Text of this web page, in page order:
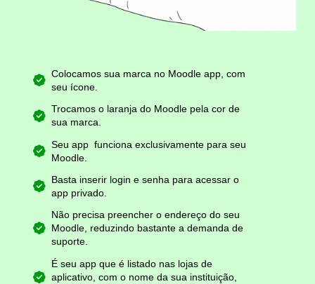
Colocamos sua marca no Moodle app, com
seu ícone.
Trocamos o laranja do Moodle pela cor de
sua marca.
Seu app funciona exclusivamente para seu
Moodle.
Basta inserir login e senha para acessar o
app privado.
Não precisa preencher o endereço do seu
Moodle, reduzindo bastante a demanda de
suporte.
É seu app que é listado nas lojas de
aplicativo, com o nome da sua instituição,